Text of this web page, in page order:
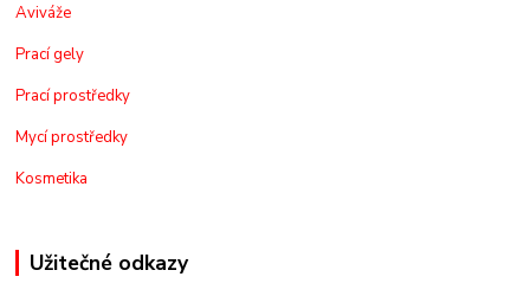
Aviváže
Prací gely
Prací prostředky
Mycí prostředky
Kosmetika
Užitečné odkazy